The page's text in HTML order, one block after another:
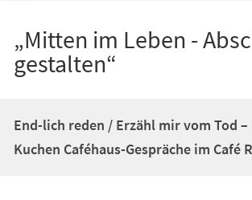
„Mitten im Leben -
gestalten“
End-lich reden / Erzähl mir vom Tod –
Kuchen Caféhaus-Gespräche im Café